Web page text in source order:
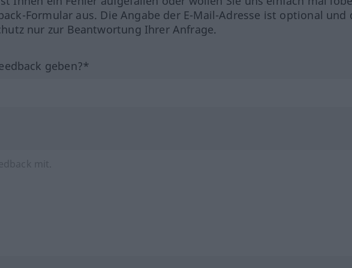
Formular aus. Die Angabe der E-Mail-Adresse ist optional und
nur zur Beantwortung Ihrer Anfrage.
geben?*